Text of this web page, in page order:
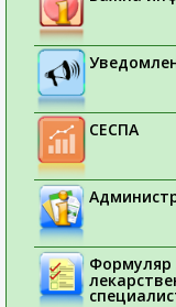
СЕСПА
Формуляр